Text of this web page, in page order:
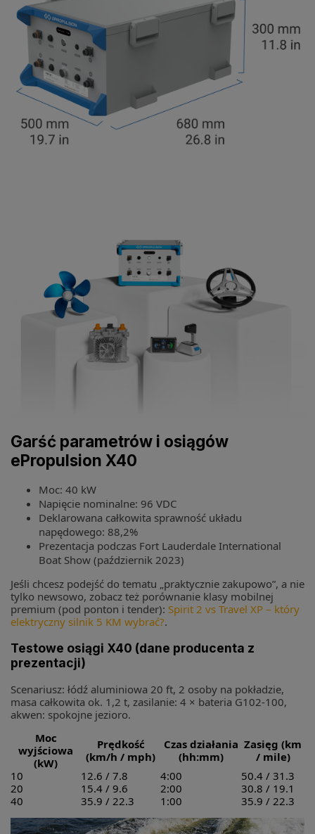
Garść parametrów i osiągów
ePropulsion X40
Moc: 40 kW
Napięcie nominalne: 96 VDC
Deklarowana całkowita sprawność układu
napędowego: 88,2%
Prezentacja podczas Fort Lauderdale International
Boat Show (październik 2023)
Jeśli chcesz podejść do tematu „praktycznie zakupowo”, a nie
tylko newsowo, zobacz też porównanie klasy mobilnej
premium (pod ponton i tender): Spirit 2 vs Travel XP – który
elektryczny silnik 5 KM wybrać?.
Testowe osiągi X40 (dane producenta z
prezentacji)
Scenariusz: łódź aluminiowa 20 ft, 2 osoby na pokładzie,
masa całkowita ok. 1,2 t, zasilanie: 4 × bateria G102-100,
akwen: spokojne jezioro.
Moc
wyjściowa
(kW)
Prędkość
(km/h / mph)
Czas działania
(hh:mm)
Zasięg (km
/ mile)
10
12.6 / 7.8 4:00
50.4 / 31.3
20
15.4 / 9.6 2:00
30.8 / 19.1
40
35.9 / 22.3 1:00 35.9 / 22.3